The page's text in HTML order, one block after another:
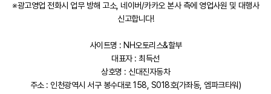
※광고영업 전화시 업무 방해 고소, 네이버/카카오 본사 측에 영업사원 및 대행사
신고합니다!
사이트명 : NH오토리스&할부
대표자 : 최득선
상호명 : 신대진자동차
주소 : 인천광역시 서구 봉수대로 158, S018호(가좌동, 엠파크타워)